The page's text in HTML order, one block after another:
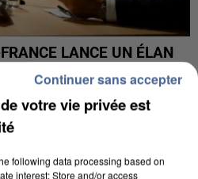
LANCE UN ÉLAN
LES...
votre vie privée est
following data processing based on
interest: Store and/or access
Continuer sans accepter